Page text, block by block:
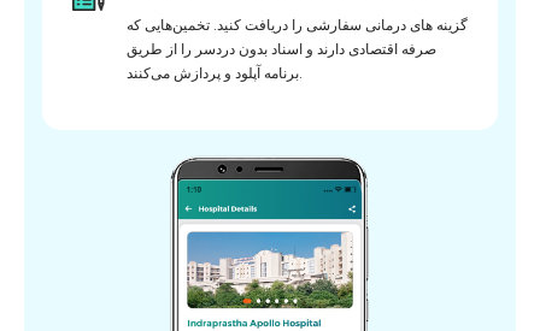
گزینه های درمانی سفارشی را دریافت کنید. تخمین‌هایی که
صرفه اقتصادی دارند و اسناد بدون دردسر را از طریق
برنامه آپلود و پردازش می‌کنند.